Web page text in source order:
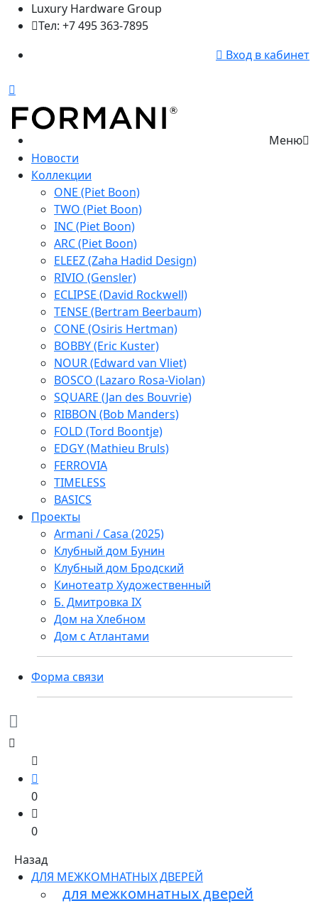
Luxury Hardware Group
Тел: +7 495 363-7895
Вход в кабинет
Меню
Новости
Коллекции
ONE (Piet Boon)
TWO (Piet Boon)
INC (Piet Boon)
ARC (Piet Boon)
ELEEZ (Zaha Hadid Design)
RIVIO (Gensler)
ECLIPSE (David Rockwell)
TENSE (Bertram Beerbaum)
CONE (Osiris Hertman)
BOBBY (Eric Kuster)
NOUR (Edward van Vliet)
BOSCO (Lazaro Rosa-Violan)
SQUARE (Jan des Bouvrie)
RIBBON (Bob Manders)
FOLD (Tord Boontje)
EDGY (Mathieu Bruls)
FERROVIA
TIMELESS
BASICS
Проекты
Armani / Casa (2025)
Клубный дом Бунин
Клубный дом Бродский
Кинотеатр Художественный
Б. Дмитровка IX
Дом на Хлебном
Дом с Атлантами
Форма связи
0
0
Назад
ДЛЯ МЕЖКОМНАТНЫХ ДВЕРЕЙ
для межкомнатных дверей